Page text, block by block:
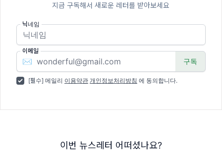
지금 구독해서 새로운 레터를 받아보세요
닉네임
이메일
✉️
[필수] 메일리 이용약관 개인정보처리방침 에 동의합니다.
이번 뉴스레터 어떠셨나요?